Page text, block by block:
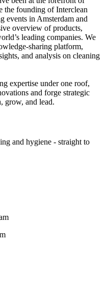
the founding of Interclean
events in Amsterdam and
overview of products,
leading companies. We
sharing platform,
and analysis on cleaning
expertise under one roof,
and forge strategic
grow, and lead.
and hygiene - straight to